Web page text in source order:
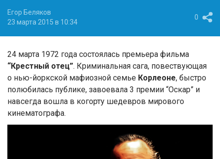
Егор Беляков
23 марта 2015 в 10:34
0
24 марта 1972 года состоялась премьера фильма
“Крестный отец”. Криминальная сага, повествующая
о нью-йоркской мафиозной семье Корлеоне, быстро
полюбилась публике, завоевала 3 премии “Оскар” и
навсегда вошла в когорту шедевров мирового
кинематографа.